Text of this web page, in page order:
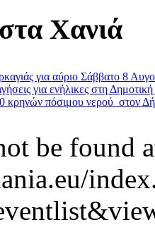
Χανιά
για αύριο Σάββατο 8
για ενήλικες στη
κρηνών πόσιμου νερού στον
be found